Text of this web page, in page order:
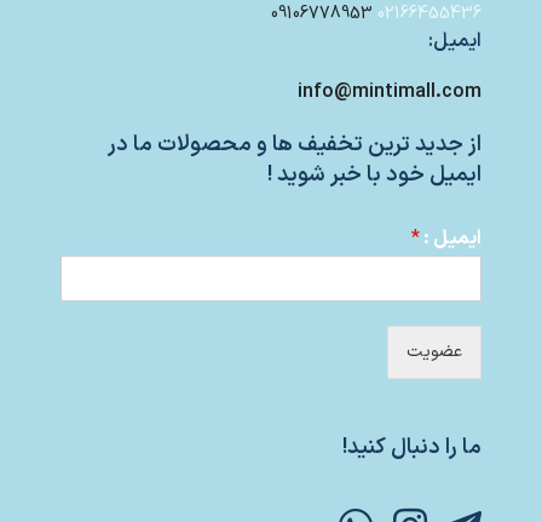
02166455436
09106778953
ایمیل:
info@mintimall.com
از جدید ترین تخفیف ها و محصولات ما در
ایمیل خود با خبر شوید !
ایمیل :*
عضویت
ما را دنبال کنید!